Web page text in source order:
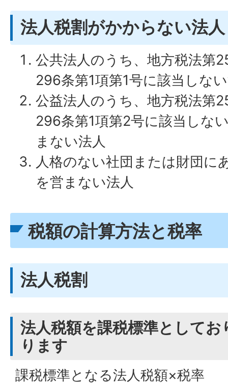
法人税割がかからない法人
公共法人のうち、地方税法第
296条第1項第1号に該当しな
公益法人のうち、地方税法第
296条第1項第2号に該当しな
まない法人
人格のない社団または財団に
を営まない法人
税額の計算方法と税率
法人税割
法人税額を課税標準として
ります
課税標準となる法人税額×税率